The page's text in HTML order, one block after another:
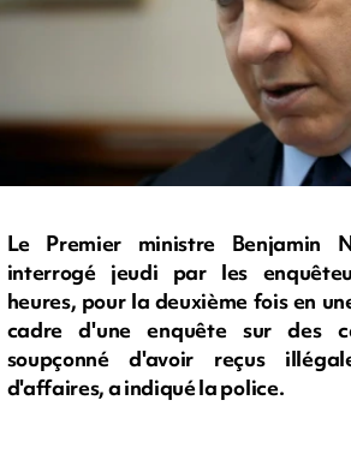
Le Premier ministre Benjamin
interrogé jeudi par les
heures, pour la deuxième fois en
cadre d'une enquête sur des
soupçonné d'avoir reçus
d'affaires, a indiqué la police.